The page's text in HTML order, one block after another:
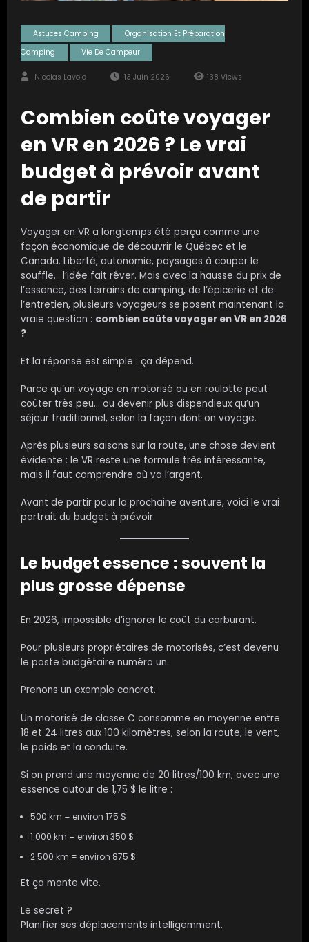
Astuces Camping
Organisation Et Préparation
Camping
Vie De Campeur
Nicolas Lavoie 13 Juin 2026 138 Views
Combien coûte voyager
en VR en 2026 ? Le vrai
budget à prévoir avant
de partir
Voyager en VR a longtemps été perçu comme une
façon économique de découvrir le Québec et le
Canada. Liberté, autonomie, paysages à couper le
souffle… l’idée fait rêver. Mais avec la hausse du prix de
l’essence, des terrains de camping, de l’épicerie et de
l’entretien, plusieurs voyageurs se posent maintenant la
vraie question : combien coûte voyager en VR en 2026
?
Et la réponse est simple : ça dépend.
Parce qu’un voyage en motorisé ou en roulotte peut
coûter très peu… ou devenir plus dispendieux qu’un
séjour traditionnel, selon la façon dont on voyage.
Après plusieurs saisons sur la route, une chose devient
évidente : le VR reste une formule très intéressante,
mais il faut comprendre où va l’argent.
Avant de partir pour la prochaine aventure, voici le vrai
portrait du budget à prévoir.
Le budget essence : souvent la
plus grosse dépense
En 2026, impossible d’ignorer le coût du carburant.
Pour plusieurs propriétaires de motorisés, c’est devenu
le poste budgétaire numéro un.
Prenons un exemple concret.
Un motorisé de classe C consomme en moyenne entre
18 et 24 litres aux 100 kilomètres, selon la route, le vent,
le poids et la conduite.
Si on prend une moyenne de 20 litres/100 km, avec une
essence autour de 1,75 $ le litre :
500 km = environ 175 $
1 000 km = environ 350 $
2 500 km = environ 875 $
Et ça monte vite.
Le secret ?
Planifier ses déplacements intelligemment.